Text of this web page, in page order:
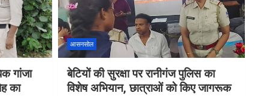
गांजा
का
आसनसोल
बेटियों की सुरक्षा पर रानीगंज पुलिस का
विशेष अभियान, छात्राओं को किए जागरूक